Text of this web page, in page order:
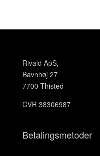
Rivald ApS,
Bavnhøj 27
7700 Thisted
CVR 38306987
Betalingsmetoder